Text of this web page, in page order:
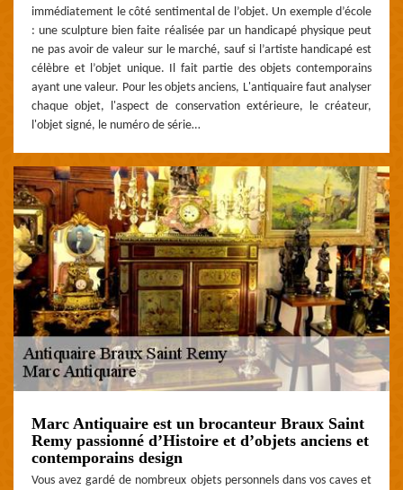
immédiatement le côté sentimental de l’objet. Un exemple d’école
: une sculpture bien faite réalisée par un handicapé physique peut
ne pas avoir de valeur sur le marché, sauf si l’artiste handicapé est
célèbre et l’objet unique. Il fait partie des objets contemporains
ayant une valeur. Pour les objets anciens, L'antiquaire faut analyser
chaque objet, l'aspect de conservation extérieure, le créateur,
l'objet signé, le numéro de série…
Marc Antiquaire est un brocanteur Braux Saint
Remy passionné d’Histoire et d’objets anciens et
contemporains design
Vous avez gardé de nombreux objets personnels dans vos caves et